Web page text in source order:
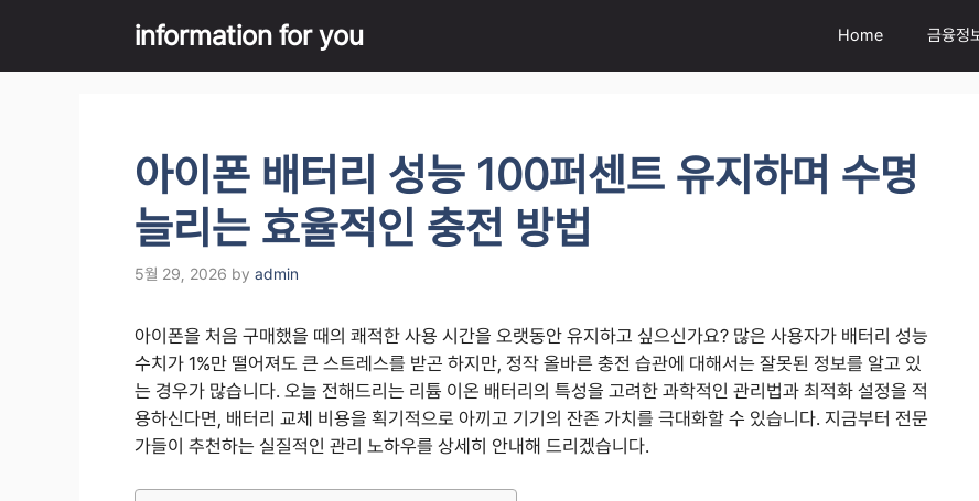
content
information for you Home 금융정
아이폰 배터리 성능 100퍼센트 유지하며 수명
늘리는 효율적인 충전 방법
5월 29, 2026 by admin
아이폰을 처음 구매했을 때의 쾌적한 사용 시간을 오랫동안 유지하고 싶으신가요? 많은 사용자가 배터리 성능
수치가 1%만 떨어져도 큰 스트레스를 받곤 하지만, 정작 올바른 충전 습관에 대해서는 잘못된 정보를 알고 있
는 경우가 많습니다. 오늘 전해드리는 리튬 이온 배터리의 특성을 고려한 과학적인 관리법과 최적화 설정을 적
용하신다면, 배터리 교체 비용을 획기적으로 아끼고 기기의 잔존 가치를 극대화할 수 있습니다. 지금부터 전문
가들이 추천하는 실질적인 관리 노하우를 상세히 안내해 드리겠습니다.